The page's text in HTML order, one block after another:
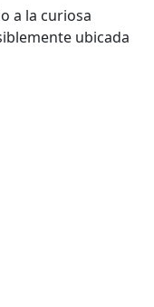
a la curiosa
ubicada